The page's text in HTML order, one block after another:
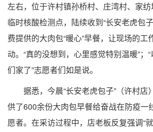
左右，位于许村镇孙桥村、庄湾村、家
临时核酸检测点，陆续收到“长安老虎包
费提供的大肉包“暖心”早餐，让现场的工
动。“真的没想到，心里感觉特别温暖”；
们家了”志愿者们如是说。
据悉，今晨“长安老虎包子”（许村店
供了600余份大肉包早餐给奋战在防疫一
愿者。在采访过程中，店老板反复强调“